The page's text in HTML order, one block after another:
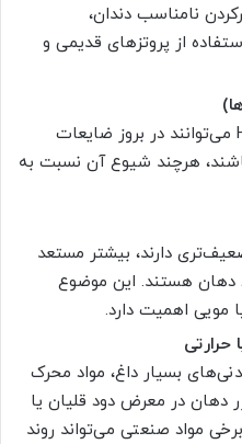
نامناسب دندان،
از پروتزهای قدیمی و
بعضی از انواع ویروس HPV می‌توانند در بروز ضایعات
هرچند شیوع آن نسبت به
دارند، بیشتر مستعد
دهان هستند. این موضوع
مویی اهمیت دارد.
حرارتی
بسیار داغ، مواد محرک
دهان در معرض دود قلیان یا
مواد صنعتی می‌تواند روند